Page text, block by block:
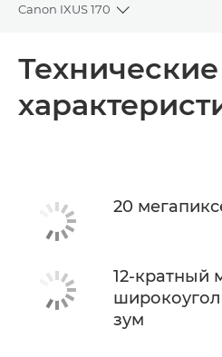
Canon IXUS 170
Toggle
Технические характеристики
Технические
20
12-кратный
зум